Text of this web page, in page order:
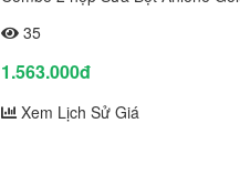
35
1.563.000đ
Xem Lịch Sử Giá